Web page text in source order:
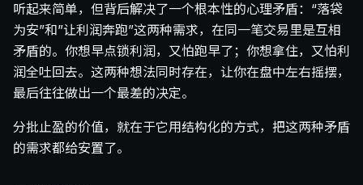
听起来简单，但背后解决了一个根本性的心理矛盾：“落袋
为安”和”让利润奔跑”这两种需求，在同一笔交易里是互相
矛盾的。你想早点锁利润，又怕跑早了；你想拿住，又怕利
润全吐回去。这两种想法同时存在，让你在盘中左右摇摆，
最后往往做出一个最差的决定。
分批止盈的价值，就在于它用结构化的方式，把这两种矛盾
的需求都给安置了。